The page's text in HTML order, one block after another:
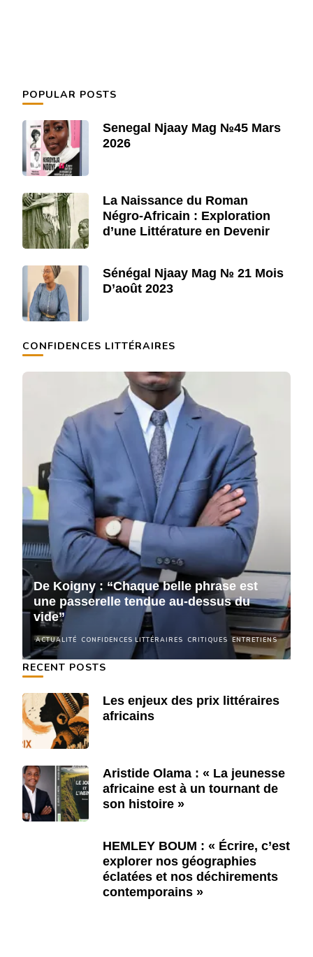
POPULAR POSTS
Senegal Njaay Mag №45 Mars
2026
La Naissance du Roman
Négro-Africain : Exploration
d’une Littérature en Devenir
Sénégal Njaay Mag № 21 Mois
D’août 2023
CONFIDENCES LITTÉRAIRES
ACTUALITÉ CONFIDENCES LITTÉRAIRES CRITIQUES ENTRETIENS
De Koigny : “Chaque belle phrase est
une passerelle tendue au-dessus du
vide”
RECENT POSTS
Les enjeux des prix littéraires
africains
Aristide Olama : « La jeunesse
africaine est à un tournant de
son histoire »
HEMLEY BOUM : « Écrire, c’est
explorer nos géographies
éclatées et nos déchirements
contemporains »